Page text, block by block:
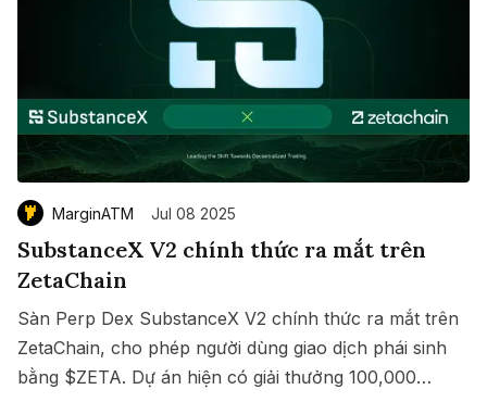
MarginATM Jul 08 2025
SubstanceX V2 chính thức ra mắt trên
ZetaChain
Sàn Perp Dex SubstanceX V2 chính thức ra mắt trên
ZetaChain, cho phép người dùng giao dịch phái sinh
bằng $ZETA. Dự án hiện có giải thưởng 100,000
SaveCopy link